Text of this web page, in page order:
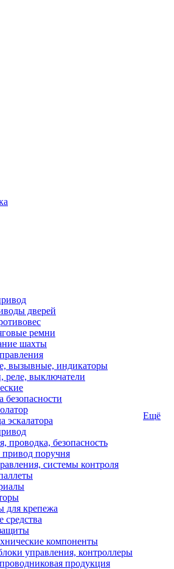
дверей
ремни
шахты
вызывные, индикаторы
реле, выключатели
безопасности
эскалатора
проводка, безопасность
поручня
системы контроля
для крепежа
средства
компоненты
управления, контроллеры
продукция
Ещё